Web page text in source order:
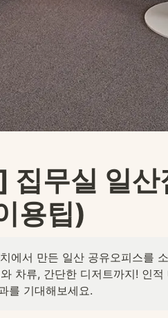
집무실 일산
용팁)
에서 만든 일산 공유오피스를
차류, 간단한 디저트까지! 인적
를 기대해보세요.